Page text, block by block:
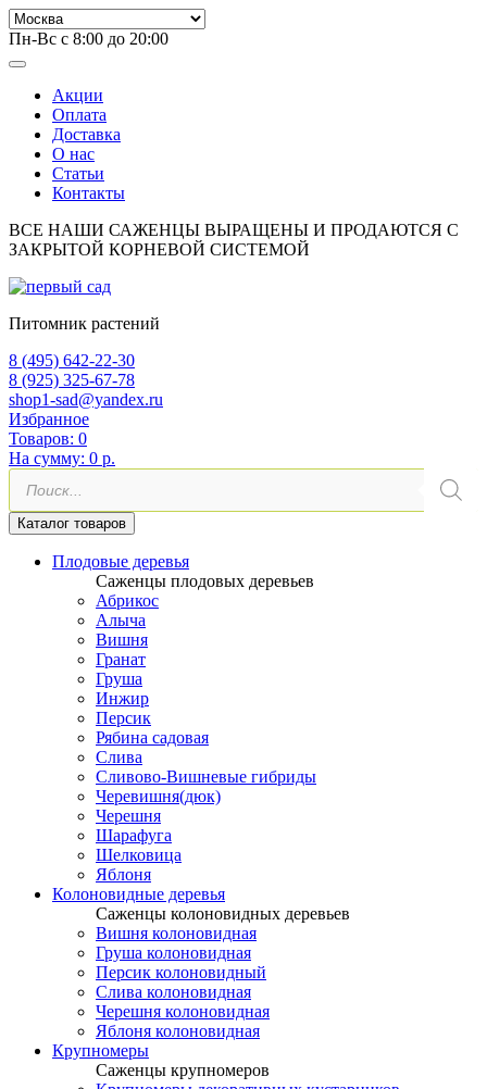
Пн-Вс с 8:00 до 20:00
Акции
Оплата
Доставка
О нас
Статьи
Контакты
ВСЕ НАШИ САЖЕНЦЫ ВЫРАЩЕНЫ И ПРОДАЮТСЯ С
ЗАКРЫТОЙ КОРНЕВОЙ СИСТЕМОЙ
Питомник растений
8 (495) 642-22-30
8 (925) 325-67-78
shop1-sad@yandex.ru
Избранное
Товаров: 0
На сумму: 0 р.
Поиск
товаров
Каталог товаров
Плодовые деревья
Саженцы плодовых деревьев
Абрикос
Алыча
Вишня
Гранат
Груша
Инжир
Персик
Рябина садовая
Слива
Сливово-Вишневые гибриды
Черевишня(дюк)
Черешня
Шарафуга
Шелковица
Яблоня
Колоновидные деревья
Саженцы колоновидных деревьев
Вишня колоновидная
Груша колоновидная
Персик колоновидный
Слива колоновидная
Черешня колоновидная
Яблоня колоновидная
Крупномеры
Саженцы крупномеров